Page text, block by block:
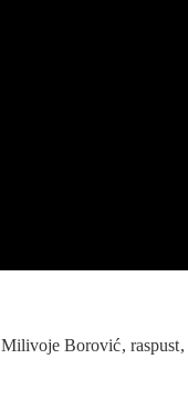
Milivoje Borović raspust